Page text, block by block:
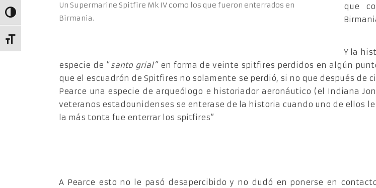
Alternar alto contraste
Alternar tamaño de letra
Un Supermarine Spitfire Mk IV como los que fueron enterrados en
Birmania.
que
Y la
especie de “santo grial” en forma de veinte spitfires perdidos en algún
que el escuadrón de Spitfires no solamente se perdió, si no que después de
Pearce una especie de arqueólogo e historiador aeronáutico (el Indiana
veteranos estadounidenses se enterase de la historia cuando uno de ellos
la más tonta fue enterrar los spitfires”
A Pearce esto no le pasó desapercibido y no dudó en ponerse en